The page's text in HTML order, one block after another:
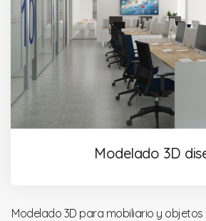
Modelado 3D
Modelado 3D para mobiliario y